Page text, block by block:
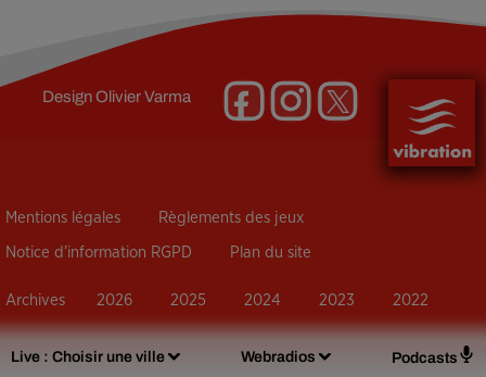
Live : Choisir une ville Webradios Podcasts
DesignOlivier Varma
Mentions légales Règlements des jeux
Notice d’information RGPD Plan du site
Archives 2026 2025 2024 2023 2022